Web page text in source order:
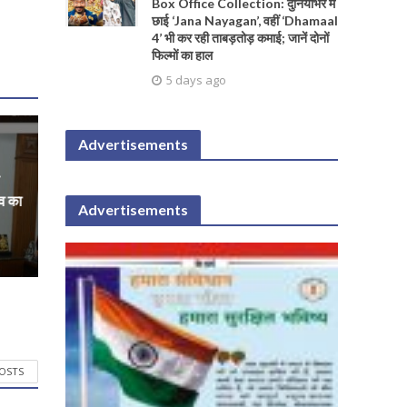
का
छाई ‘Jana Nayagan’, वहीं ‘Dhamaal
4’ भी कर रही ताबड़तोड़ कमाई; जानें दोनों
फिल्मों का हाल
5 days ago
Advertisements
Advertisements